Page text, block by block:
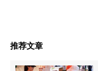
推荐文章